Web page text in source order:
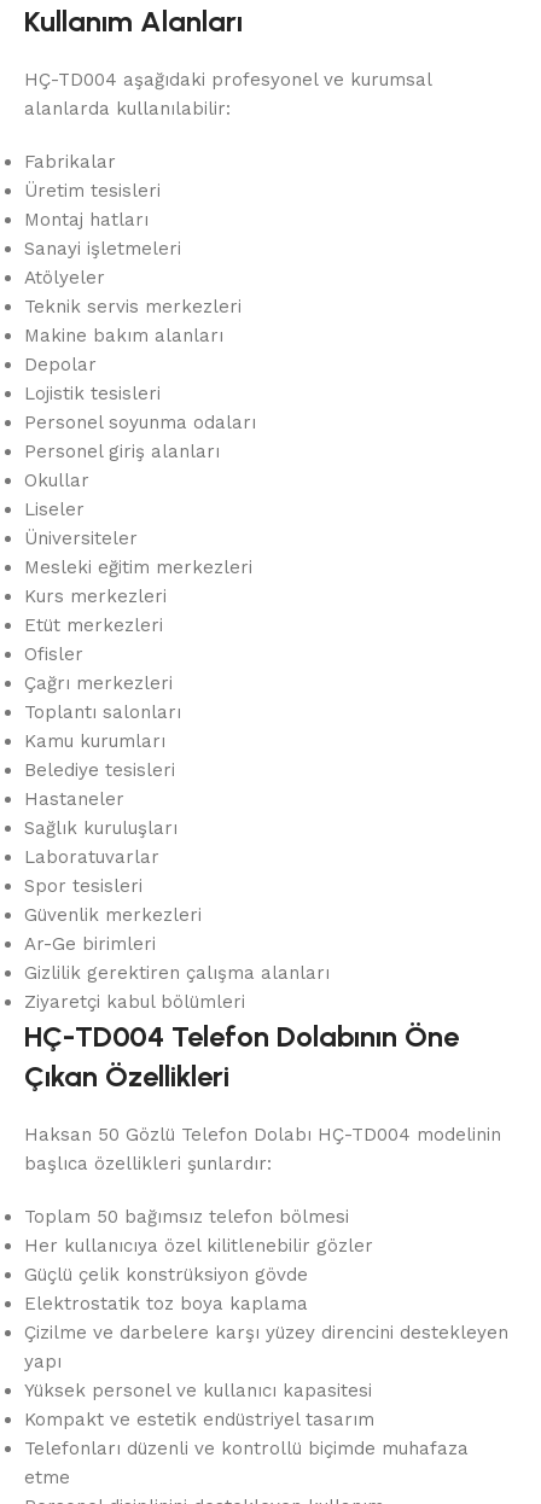
Kullanım Alanları
HÇ-TD004 aşağıdaki profesyonel ve kurumsal
alanlarda kullanılabilir:
Fabrikalar
Üretim tesisleri
Montaj hatları
Sanayi işletmeleri
Atölyeler
Teknik servis merkezleri
Makine bakım alanları
Depolar
Lojistik tesisleri
Personel soyunma odaları
Personel giriş alanları
Okullar
Liseler
Üniversiteler
Mesleki eğitim merkezleri
Kurs merkezleri
Etüt merkezleri
Ofisler
Çağrı merkezleri
Toplantı salonları
Kamu kurumları
Belediye tesisleri
Hastaneler
Sağlık kuruluşları
Laboratuvarlar
Spor tesisleri
Güvenlik merkezleri
Ar-Ge birimleri
Gizlilik gerektiren çalışma alanları
Ziyaretçi kabul bölümleri
HÇ-TD004 Telefon Dolabının Öne
Çıkan Özellikleri
Haksan 50 Gözlü Telefon Dolabı HÇ-TD004 modelinin
başlıca özellikleri şunlardır:
Toplam 50 bağımsız telefon bölmesi
Her kullanıcıya özel kilitlenebilir gözler
Güçlü çelik konstrüksiyon gövde
Elektrostatik toz boya kaplama
Çizilme ve darbelere karşı yüzey direncini destekleyen
yapı
Yüksek personel ve kullanıcı kapasitesi
Kompakt ve estetik endüstriyel tasarım
Telefonları düzenli ve kontrollü biçimde muhafaza
etme